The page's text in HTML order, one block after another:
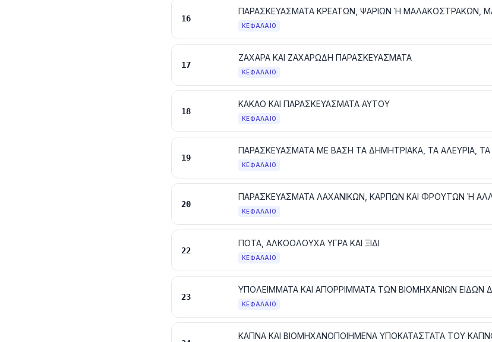
16
ΚΕΦΆΛΑΙΟ
17
ΖΑΧΑΡΑ ΚΑΙ ΖΑΧΑΡΩΔΗ ΠΑΡΑΣΚΕΥΑΣΜΑΤΑ
ΚΕΦΆΛΑΙΟ
18
ΚΑΚΑΟ ΚΑΙ ΠΑΡΑΣΚΕΥΑΣΜΑΤΑ ΑΥΤΟΥ
ΚΕΦΆΛΑΙΟ
19
ΚΕΦΆΛΑΙΟ
20
ΠΑΡΑΣΚΕΥΑΣΜΑΤΑ ΛΑΧΑΝΙΚΩΝ, ΚΑΡΠΩΝ ΚΑΙ ΦΡΟΥΤΩΝ Ή
ΚΕΦΆΛΑΙΟ
22
ΠΟΤΑ, ΑΛΚΟΟΛΟΥΧΑ ΥΓΡΑ ΚΑΙ ΞΙΔΙ
ΚΕΦΆΛΑΙΟ
23
ΚΕΦΆΛΑΙΟ